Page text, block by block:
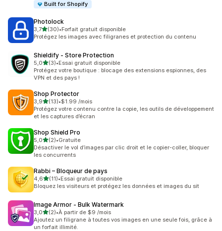
Built for Shopify
Photolock
3,7étoile(s) sur 5
(30)
30 avis au total
•Forfait gratuit disponible
Protégez les images avec filigranes et protection du contenu
Shieldify ‑ Store Protection
5,0étoile(s) sur 5
(3)
3 avis au total
•Essai gratuit disponible
Protégez votre boutique : blocage des extensions espionnes, des
VPN et des pays !
Shop Protector
3,9étoile(s) sur 5
(13)
13 avis au total
•$1.99 /mois
Protégez votre contenu contre la copie, les outils de développement
et les captures d’écran
Shop Shield Pro
5,0étoile(s) sur 5
(2)
2 avis au total
•Gratuite
Désactiver le vol d’images par clic droit et le copier-coller, bloquer
les concurrents
Rabbi – Bloqueur de pays
4,6étoile(s) sur 5
(11)
11 avis au total
•Essai gratuit disponible
Bloquez les visiteurs et protégez les données et images du sit
Image Armor ‑ Bulk Watermark
3,0étoile(s) sur 5
(2)
2 avis au total
•À partir de $9 /mois
Ajoutez un filigrane à toutes vos images en une seule fois, grâce à
un forfait illimité.